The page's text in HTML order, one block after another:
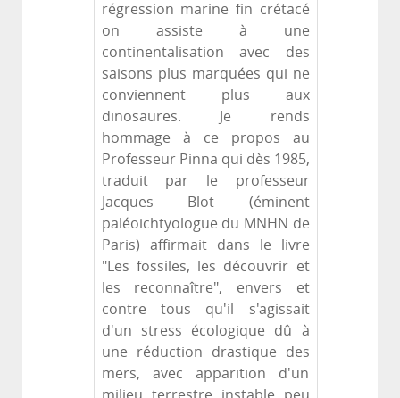
régression marine fin crétacé
on assiste à une
continentalisation avec des
saisons plus marquées qui ne
conviennent plus aux
dinosaures. Je rends
hommage à ce propos au
Professeur Pinna qui dès 1985,
traduit par le professeur
Jacques Blot (éminent
paléoichtyologue du MNHN de
Paris) affirmait dans le livre
"Les fossiles, les découvrir et
les reconnaître", envers et
contre tous qu'il s'agissait
d'un stress écologique dû à
une réduction drastique des
mers, avec apparition d'un